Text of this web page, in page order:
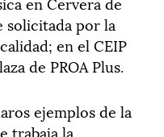
solicitada por la
en el CEIP
de PROA Plus.
ejemplos de la
trabaja la